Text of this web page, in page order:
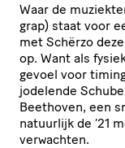
Waar de
grap) staat voor
met Schërzo
op. Want als
gevoel voor
jodelende
Beethoven, een
natuurlijk de ’21
verwachten.